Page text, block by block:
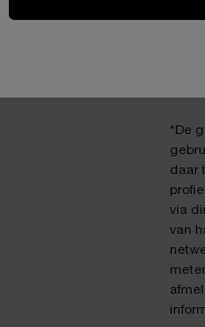
*De
daar
via
van